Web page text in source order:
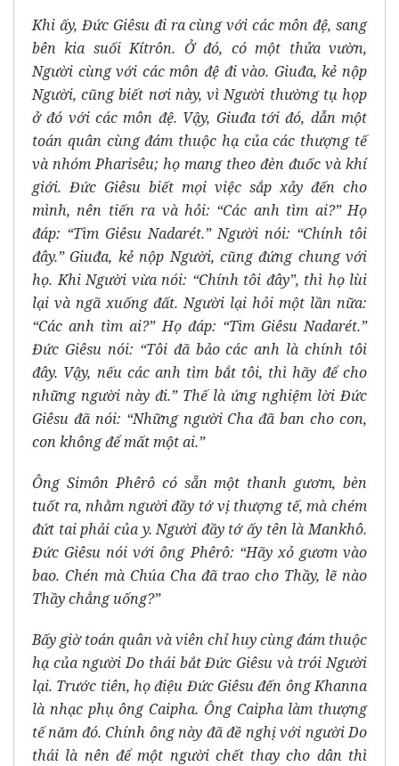
Khi ấy, Đức Giêsu đi ra cùng với các môn đệ, sang
bên kia suối Kítrôn. Ở đó, có một thửa vườn,
Người cùng với các môn đệ đi vào. Giuđa, kẻ nộp
Người, cũng biết nơi này, vì Người thường tụ họp
ở đó với các môn đệ. Vậy, Giuđa tới đó, dẫn một
toán quân cùng đám thuộc hạ của các thượng tế
và nhóm Pharisêu; họ mang theo đèn đuốc và khí
giới. Đức Giêsu biết mọi việc sắp xảy đến cho
mình, nên tiến ra và hỏi: “Các anh tìm ai?” Họ
đáp: “Tìm Giêsu Nadarét.” Người nói: “Chính tôi
đây.” Giuđa, kẻ nộp Người, cũng đứng chung với
họ. Khi Người vừa nói: “Chính tôi đây”, thì họ lùi
lại và ngã xuống đất. Người lại hỏi một lần nữa:
“Các anh tìm ai?” Họ đáp: “Tìm Giêsu Nadarét.”
Đức Giêsu nói: “Tôi đã bảo các anh là chính tôi
đây. Vậy, nếu các anh tìm bắt tôi, thì hãy để cho
những người này đi.” Thế là ứng nghiệm lời Đức
Giêsu đã nói: “Những người Cha đã ban cho con,
con không để mất một ai.”
Ông Simôn Phêrô có sẵn một thanh gươm, bèn
tuốt ra, nhằm người đầy tớ vị thượng tế, mà chém
đứt tai phải của y. Người đầy tớ ấy tên là Mankhô.
Đức Giêsu nói với ông Phêrô: “Hãy xỏ gươm vào
bao. Chén mà Chúa Cha đã trao cho Thầy, lẽ nào
Thầy chẳng uống?”
Bấy giờ toán quân và viên chỉ huy cùng đám thuộc
hạ của người Do thái bắt Đức Giêsu và trói Người
lại. Trước tiên, họ điệu Đức Giêsu đến ông Khanna
là nhạc phụ ông Caipha. Ông Caipha làm thượng
tế năm đó. Chính ông này đã đề nghị với người Do
thái là nên để một người chết thay cho dân thì